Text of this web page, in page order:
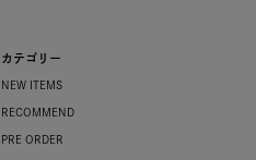
カテゴリー
NEW ITEMS
RECOMMEND
PRE ORDER